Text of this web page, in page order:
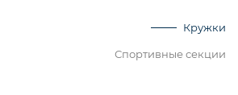
Кружки
Спортивные секции